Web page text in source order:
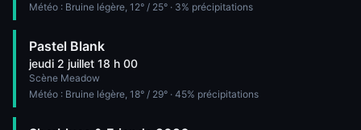
Météo : Bruine légère, 12° / 25° · 3% précipitations
Pastel Blank
jeudi 2 juillet 18 h 00
Scène Meadow
Météo : Bruine légère, 18° / 29° · 45% précipitations